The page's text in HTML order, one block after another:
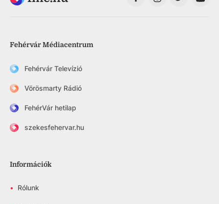
Fehérvár Médiacentrum
Fehérvár Televízió
Vörösmarty Rádió
FehérVár hetilap
szekesfehervar.hu
Információk
• Rólunk